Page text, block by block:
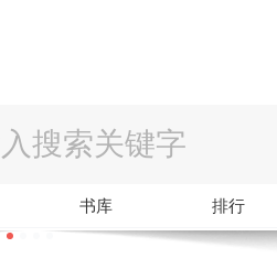
书库 排行